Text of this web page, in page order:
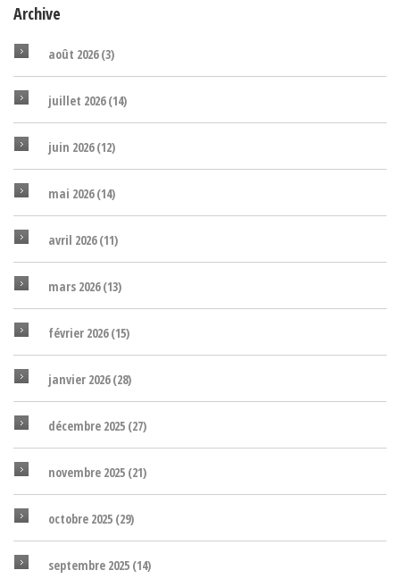
Archive
août 2026(3)
juillet 2026(14)
juin 2026(12)
mai 2026(14)
avril 2026(11)
mars 2026(13)
février 2026(15)
janvier 2026(28)
décembre 2025 (27)
novembre 2025 (21)
octobre 2025 (29)
septembre 2025 (14)